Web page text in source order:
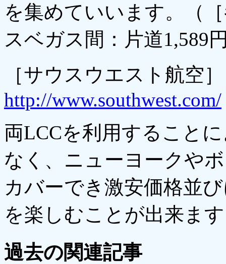
を集めていいます。（
スベガス間：片道1,589
［サウスウエスト航空］
http://www.southwest.com/
両LCCを利用すること
なく、ニューヨークや
カバーでき激安価格並
を楽しむことが出来ま
過去の関連記事